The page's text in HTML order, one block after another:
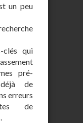
un peu
clés qui
pré-
de
erreurs
de